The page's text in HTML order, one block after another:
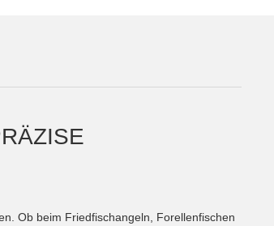
Ob beim Friedfischangeln, Forellenfischen